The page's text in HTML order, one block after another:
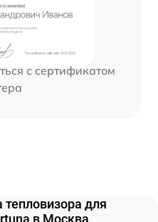
с сертификатом
тепловизора для
в Москва